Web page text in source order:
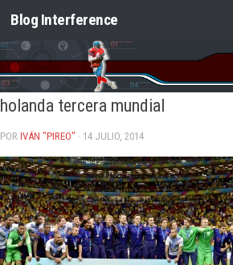
Saltar al contenido
Blog Interference
holanda tercera mundial
POR IVÁN "PIREO" · 14 JULIO, 2014